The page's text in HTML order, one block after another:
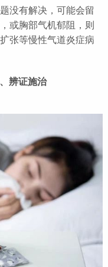
有解决，可能会留
或胸部气机郁阻，则
张等慢性气道炎症病
辨证施治